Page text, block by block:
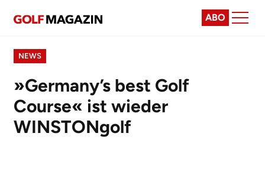
ABO
NEWS
»Germany’s best Golf
Course« ist wieder
WINSTONgolf